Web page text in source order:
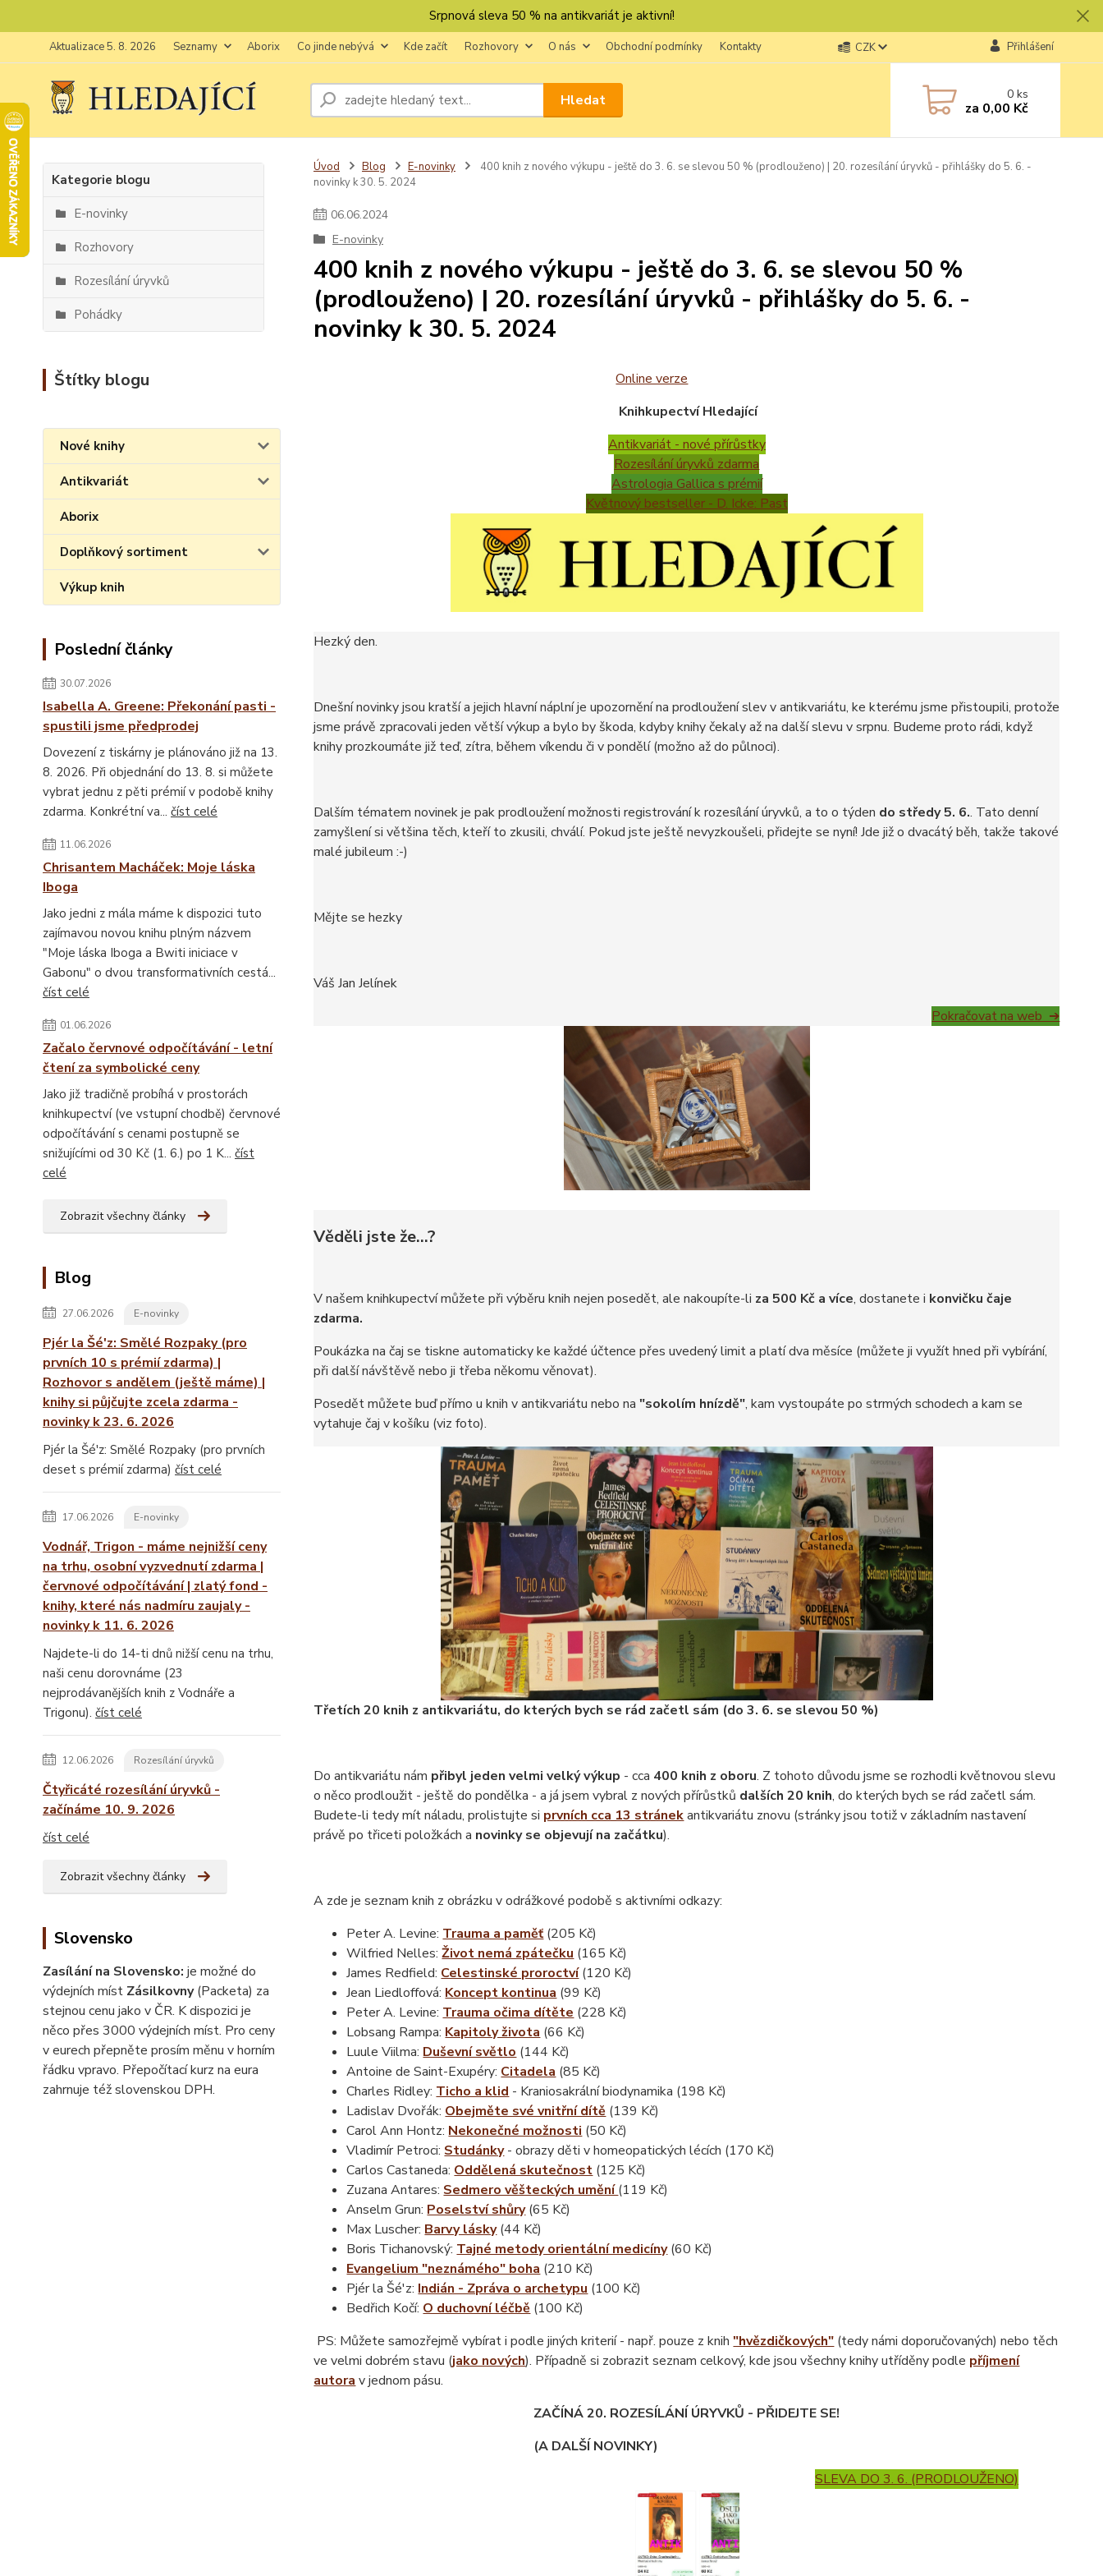
Srpnová sleva 50 % na antikvariát je aktivní!
Aktualizace 5. 8. 2026 Seznamy Aborix Co jinde nebývá Kde začít Rozhovory O nás Obchodní podmínky Kontakty CZK Přihlášení
Hledat 0ks
za 0,00 Kč
Kategorie blogu
E-novinky
Rozhovory
Rozesílání úryvků
Pohádky
Štítky blogu
Nové knihy
Antikvariát
Aborix
Doplňkový sortiment
Výkup knih
Poslední články
30.07.2026
Isabella A. Greene: Překonání pasti -
spustili jsme předprodej
Dovezení z tiskárny je plánováno již na 13.
8. 2026. Při objednání do 13. 8. si můžete
vybrat jednu z pěti prémií v podobě knihy
zdarma. Konkrétní va... číst celé
11.06.2026
Chrisantem Macháček: Moje láska
Iboga
Jako jedni z mála máme k dispozici tuto
zajímavou novou knihu plným názvem
"Moje láska Iboga a Bwiti iniciace v
Gabonu" o dvou transformativních cestá...
číst celé
01.06.2026
Začalo červnové odpočítávání - letní
čtení za symbolické ceny
Jako již tradičně probíhá v prostorách
knihkupectví (ve vstupní chodbě) červnové
odpočítávání s cenami postupně se
snižujícími od 30 Kč (1. 6.) po 1 K... číst
celé
Zobrazit všechny články
Blog
27.06.2026 E-novinky
Pjér la Šé'z: Smělé Rozpaky (pro
prvních 10 s prémií zdarma) |
Rozhovor s andělem (ještě máme) |
knihy si půjčujte zcela zdarma -
novinky k 23. 6. 2026
Pjér la Šé'z: Smělé Rozpaky (pro prvních
deset s prémií zdarma) číst celé
17.06.2026 E-novinky
Vodnář, Trigon - máme nejnižší ceny
na trhu, osobní vyzvednutí zdarma |
červnové odpočítávání | zlatý fond -
knihy, které nás nadmíru zaujaly -
novinky k 11. 6. 2026
Najdete-li do 14-ti dnů nižší cenu na trhu,
naši cenu dorovnáme (23
nejprodávanějších knih z Vodnáře a
Trigonu). číst celé
12.06.2026 Rozesílání úryvků
Čtyřicáté rozesílání úryvků -
začínáme 10. 9. 2026
číst celé
Zobrazit všechny články
Slovensko
Zasílání na Slovensko: je možné do
výdejních míst Zásilkovny(Packeta) za
stejnou cenu jako v ČR. K dispozici je
něco přes 3000 výdejních míst. Pro ceny
v eurech přepněte prosím měnu v horním
řádku vpravo. Přepočítací kurz na eura
zahrnuje též slovenskou DPH.
Úvod Blog E-novinky
400 knih z nového výkupu - ještě do 3. 6. se slevou 50 % (prodlouženo) | 20. rozesílání úryvků - přihlášky do 5. 6. -
novinky k 30. 5. 2024
06.06.2024
E-novinky
400 knih z nového výkupu - ještě do 3. 6. se slevou 50 %
(prodlouženo) | 20. rozesílání úryvků - přihlášky do 5. 6. -
novinky k 30. 5. 2024
Online verze
Knihkupectví Hledající
Antikvariát - nové přírůstky
Rozesílání úryvků zdarma
Astrologia Gallica s prémií
Květnový bestseller - D. Icke: Past
Hezký den.
Dnešní novinky jsou kratší a jejich hlavní náplní je upozornění na prodloužení slev v antikvariátu, ke kterému jsme přistoupili, protože
jsme právě zpracovali jeden větší výkup a bylo by škoda, kdyby knihy čekaly až na další slevu v srpnu. Budeme proto rádi, když
knihy prozkoumáte již teď, zítra, během víkendu či v pondělí (možno až do půlnoci).
Dalším tématem novinek je pak prodloužení možnosti registrování k rozesílání úryvků, a to o týden do středy 5. 6.. Tato denní
zamyšlení si většina těch, kteří to zkusili, chválí. Pokud jste ještě nevyzkoušeli, přidejte se nyní! Jde již o dvacátý běh, takže takové
malé jubileum :-)
Mějte se hezky
Váš Jan Jelínek
Pokračovat na web ➔
Věděli jste že...?
V našem knihkupectví můžete při výběru knih nejen posedět, ale nakoupíte-li za 500 Kč a více, dostanete i konvičku čaje
zdarma.
Poukázka na čaj se tiskne automaticky ke každé účtence přes uvedený limit a platí dva měsíce (můžete ji využít hned při vybírání,
při další návštěvě nebo ji třeba někomu věnovat).
Posedět můžete buď přímo u knih v antikvariátu nebo na"sokolím hnízdě", kam vystoupáte po strmých schodech a kam se
vytahuje čaj v košíku (viz foto).
Třetích 20 knih z antikvariátu, do kterých bych se rád začetl sám (do 3. 6. se slevou 50 %)
Do antikvariátu nám přibyl jeden velmi velký výkup - cca 400 knih z oboru. Z tohoto důvodu jsme se rozhodli květnovou slevu
o něco prodloužit - ještě do pondělka - a já jsem vybral z nových přírůstků dalších 20 knih, do kterých bych se rád začetl sám.
Budete-li tedy mít náladu, prolistujte si prvních cca 13 stránekantikvariátu znovu (stránky jsou totiž v základním nastavení
právě po třiceti položkách a novinky se objevují na začátku).
A zde je seznam knih z obrázku v odrážkové podobě s aktivními odkazy:
Peter A. Levine: Trauma a paměť(205 Kč)
Wilfried Nelles:Život nemá zpátečku (165 Kč)
James Redfield: Celestinské proroctví(120 Kč)
Jean Liedloffová: Koncept kontinua (99 Kč)
Peter A. Levine: Trauma očima dítěte (228 Kč)
Lobsang Rampa: Kapitoly života (66 Kč)
Luule Viilma: Duševní světlo (144 Kč)
Antoine de Saint-Exupéry: Citadela (85 Kč)
Charles Ridley: Ticho a klid - Kraniosakrální biodynamika (198 Kč)
Ladislav Dvořák: Obejměte své vnitřní dítě (139 Kč)
Carol Ann Hontz: Nekonečné možnosti (50 Kč)
Vladimír Petroci: Studánky- obrazy děti v homeopatických lécích (170 Kč)
Carlos Castaneda: Oddělená skutečnost (125 Kč)
Zuzana Antares: Sedmero věšteckých umění(119 Kč)
Anselm Grun: Poselství shůry(65 Kč)
Max Luscher: Barvy lásky(44 Kč)
Boris Tichanovský: Tajné metody orientální medicíny(60 Kč)
Evangelium "neznámého" boha (210 Kč)
Pjér la Šé'z: Indián - Zpráva o archetypu (100 Kč)
Bedřich Kočí: O duchovní léčbě (100 Kč)
PS: Můžete samozřejmě vybírat i podle jiných kriterií - např. pouze z knih"hvězdičkových" (tedy námi doporučovaných) nebo těch
ve velmi dobrém stavu (jako nových). Případně si zobrazit seznam celkový, kde jsou všechny knihy utříděny podle příjmení
autora v jednom pásu.
ZAČÍNÁ 20. ROZESÍLÁNÍ ÚRYVKŮ - PŘIDEJTE SE!
(A DALŠÍ NOVINKY)
SLEVA DO 3. 6. (PRODLOUŽENO)